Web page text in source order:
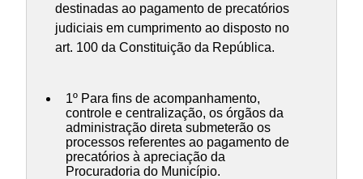
destinadas ao pagamento de precatórios
judiciais em cumprimento ao disposto no
art. 100 da Constituição da República.
1º Para fins de acompanhamento,
controle e centralização, os órgãos da
administração direta submeterão os
processos referentes ao pagamento de
precatórios à apreciação da
Procuradoria do Município.